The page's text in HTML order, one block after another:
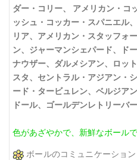
ダー・コリー、 アメリカン・コ
ッシュ・コッカー・スパニエル
リア、アメリカン・スタッフォ
ン、ジャーマンシェパード、ド
ナウザー、ダルメシアン、ロッ
スタ、セントラル・アジアン・
ード・タービュレン、ベルジア
ドール、ゴールデンレトリーバー
色があざやかで、新鮮なボールで
ボールのコミュニケーショ